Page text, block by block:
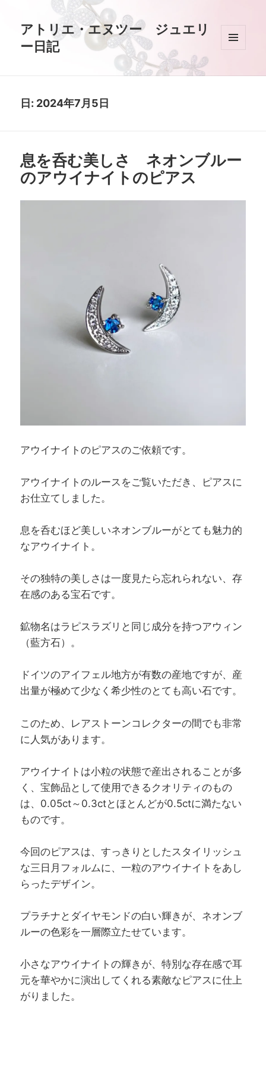
アトリエ・エヌツー ジュエリ
ー日記
ィジェ
日: 2024年7月5日
息を呑む美しさ ネオンブルー
のアウイナイトのピアス
アウイナイトのピアスのご依頼です。
アウイナイトのルースをご覧いただき、ピアスに
お仕立てしました。
息を呑むほど美しいネオンブルーがとても魅力的
なアウイナイト。
その独特の美しさは一度見たら忘れられない、存
在感のある宝石です。
鉱物名はラピスラズリと同じ成分を持つアウィン
（藍方石）。
ドイツのアイフェル地方が有数の産地ですが、産
出量が極めて少なく希少性のとても高い石です。
このため、レアストーンコレクターの間でも非常
に人気があります。
アウイナイトは小粒の状態で産出されることが多
く、宝飾品として使用できるクオリティのもの
は、0.05ct～0.3ctとほとんどが0.5ctに満たない
ものです。
今回のピアスは、すっきりとしたスタイリッシュ
な三日月フォルムに、一粒のアウイナイトをあし
らったデザイン。
プラチナとダイヤモンドの白い輝きが、ネオンブ
ルーの色彩を一層際立たせています。
小さなアウイナイトの輝きが、特別な存在感で耳
元を華やかに演出してくれる素敵なピアスに仕上
がりました。